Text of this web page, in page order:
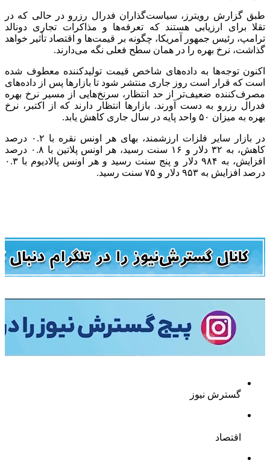
طبق گزارش رویترز، سیاست‌گذاران فدرال رزرو در حالی که در
تقلا برای ارزیابی هستند که تعرفه‌ها و مذاکرات تجاری دونالد
ترامپ، رئیس جمهور آمریکا، چگونه بر قیمت‌ها و اقتصاد تأثیر خواهد
گذاشت، نرخ بهره را در همان سطح فعلی نگه می‌دارند.
اکنون توجه‌ها به داده‌های شاخص قیمت تولیدکننده معطوف شده
است که قرار است روز جاری منتشر شود تا بازارها پس از داده‌های
مصرف‌کننده ضعیف‌تر از حد انتظار، سرنخ‌هایی از مسیر نرخ بهره
فدرال رزرو به دست آورند. بازارها انتظار دارند که از اکتبر، نرخ
بهره به میزان ۵۰ واحد پایه در سال جاری کاهش یابد.
در بازار سایر فلزات ارزشمند، بهای هر اونس نقره با ۰.۲ درصد
کاهش، به ۳۲ دلار و ۱۶ سنت رسید، هر اونس پلاتین با ۰.۸ درصد
افزایش، به ۹۸۴ دلار و پنج سنت رسید و هر اونس پالادیوم با ۰.۳
درصد افزایش به ۹۵۳ دلار و ۷۵ سنت رسید.
گسترش نیوز
اقتصاد